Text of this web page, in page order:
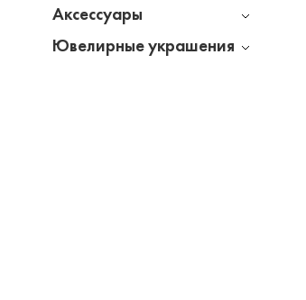
Аксессуары
Ювелирные украшения